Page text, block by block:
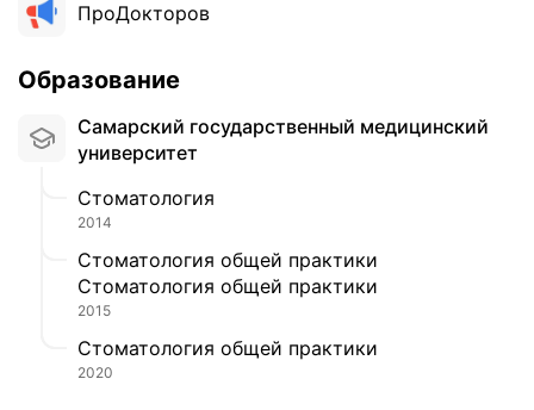
ПроДокторов
Образование
Самарский государственный медицинский
университет
Стоматология
2014
Стоматология общей практики
Стоматология общей практики
2015
Стоматология общей практики
2020